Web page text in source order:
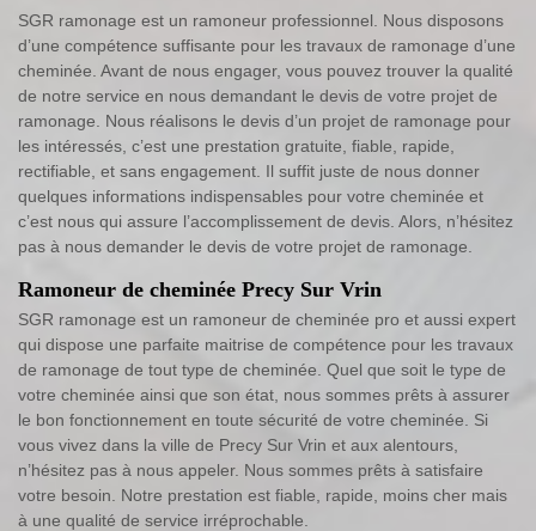
SGR ramonage est un ramoneur professionnel. Nous disposons
d’une compétence suffisante pour les travaux de ramonage d’une
cheminée. Avant de nous engager, vous pouvez trouver la qualité
de notre service en nous demandant le devis de votre projet de
ramonage. Nous réalisons le devis d’un projet de ramonage pour
les intéressés, c’est une prestation gratuite, fiable, rapide,
rectifiable, et sans engagement. Il suffit juste de nous donner
quelques informations indispensables pour votre cheminée et
c’est nous qui assure l’accomplissement de devis. Alors, n’hésitez
pas à nous demander le devis de votre projet de ramonage.
Ramoneur de cheminée Precy Sur Vrin
SGR ramonage est un ramoneur de cheminée pro et aussi expert
qui dispose une parfaite maitrise de compétence pour les travaux
de ramonage de tout type de cheminée. Quel que soit le type de
votre cheminée ainsi que son état, nous sommes prêts à assurer
le bon fonctionnement en toute sécurité de votre cheminée. Si
vous vivez dans la ville de Precy Sur Vrin et aux alentours,
n’hésitez pas à nous appeler. Nous sommes prêts à satisfaire
votre besoin. Notre prestation est fiable, rapide, moins cher mais
à une qualité de service irréprochable.